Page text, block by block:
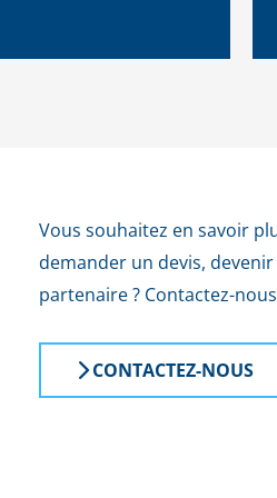
Vous souhaitez en savoir
demander un devis, devenir
partenaire ? Contactez-
CONTACTEZ-NOUS